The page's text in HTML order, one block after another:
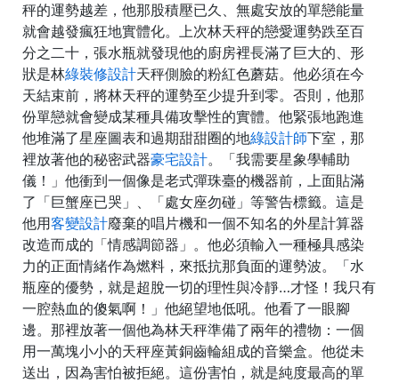
秤的運勢越差，他那股積壓已久、無處安放的單戀能量
就會越發瘋狂地實體化。上次林天秤的戀愛運勢跌至百
分之二十，張水瓶就發現他的廚房裡長滿了巨大的、形
狀是林綠裝修設計天秤側臉的粉紅色蘑菇。他必須在今
天結束前，將林天秤的運勢至少提升到零。否則，他那
份單戀就會變成某種具備攻擊性的實體。他緊張地跑進
他堆滿了星座圖表和過期甜甜圈的地綠設計師下室，那
裡放著他的秘密武器豪宅設計。「我需要星象學輔助
儀！」他衝到一個像是老式彈珠臺的機器前，上面貼滿
了「巨蟹座已哭」、「處女座勿碰」等警告標籤。這是
他用客變設計廢棄的唱片機和一個不知名的外星計算器
改造而成的「情感調節器」。他必須輸入一種極具感染
力的正面情緒作為燃料，來抵抗那負面的運勢波。「水
瓶座的優勢，就是超脫一切的理性與冷靜…才怪！我只有
一腔熱血的傻氣啊！」他絕望地低吼。他看了一眼腳
邊。那裡放著一個他為林天秤準備了兩年的禮物：一個
用一萬塊小小的天秤座黃銅齒輪組成的音樂盒。他從未
送出，因為害怕被拒絕。這份害怕，就是純度最高的單